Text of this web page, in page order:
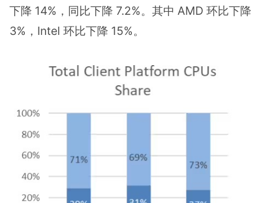
下降 14%，同比下降 7.2%。其中 AMD 环比下降
3%，Intel 环比下降 15%。